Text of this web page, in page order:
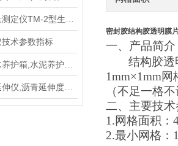
术参数指标
密封胶结构胶透明膜
一、 产品简介
结构胶透
1mm×1mm
（不足一格
二、主要技
1.网格面积：
2.最小网格：